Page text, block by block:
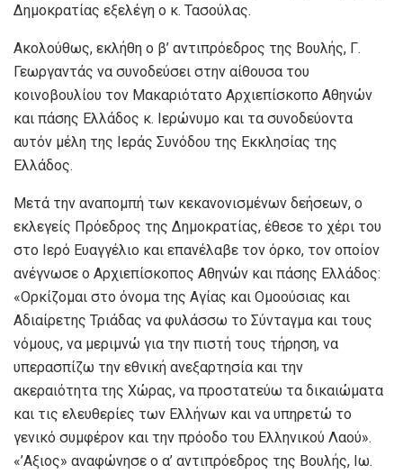
Δημοκρατίας εξελέγη ο κ. Τασούλας.
Ακολούθως, εκλήθη ο β’ αντιπρόεδρος της Βουλής, Γ.
Γεωργαντάς να συνοδεύσει στην αίθουσα του
κοινοβουλίου τον Μακαριότατο Αρχιεπίσκοπο Αθηνών
και πάσης Ελλάδος κ. Ιερώνυμο και τα συνοδεύοντα
αυτόν μέλη της Ιεράς Συνόδου της Εκκλησίας της
Ελλάδος.
Μετά την αναπομπή των κεκανονισμένων δεήσεων, ο
εκλεγείς Πρόεδρος της Δημοκρατίας, έθεσε το χέρι του
στο Ιερό Ευαγγέλιο και επανέλαβε τον όρκο, τον οποίον
ανέγνωσε ο Αρχιεπίσκοπος Αθηνών και πάσης Ελλάδος:
«Ορκίζομαι στο όνομα της Αγίας και Ομοούσιας και
Αδιαίρετης Τριάδας να φυλάσσω το Σύνταγμα και τους
νόμους, να μεριμνώ για την πιστή τους τήρηση, να
υπερασπίζω την εθνική ανεξαρτησία και την
ακεραιότητα της Xώρας, να προστατεύω τα δικαιώματα
και τις ελευθερίες των Ελλήνων και να υπηρετώ το
γενικό συμφέρον και την πρόοδο του Ελληνικού Λαού».
«’Αξιος» αναφώνησε ο α’ αντιπρόεδρος της Βουλής, Ιω.